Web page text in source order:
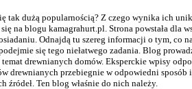
tak dużą popularnością? Z czego wynika ich
na blogu kamagrahurt.pl. Strona powstała dla
Odnajdą tu szereg informacji o tym, co
się tego niełatwego zadania. Blog
drewnianych domów. Eksperckie wpisy
drewnianych przebiegnie w odpowiedni
źródeł. Ten blog właśnie do nich należy.